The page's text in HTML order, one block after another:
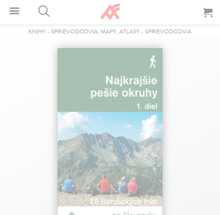
KNIHY - SPRIEVODCOVIA, MAPY, ATLASY - SPRIEVODCOVIA